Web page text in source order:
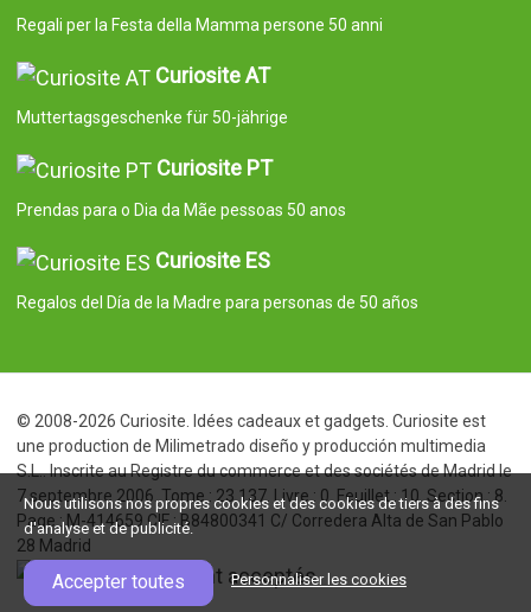
Regali per la Festa della Mamma persone 50 anni
Curiosite AT
Muttertagsgeschenke für 50-jährige
Curiosite PT
Prendas para o Dia da Mãe pessoas 50 anos
Curiosite ES
Regalos del Día de la Madre para personas de 50 años
© 2008-2026 Curiosite. Idées cadeaux et gadgets. Curiosite est
une production de Milimetrado diseño y producción multimedia
S.L.. Inscrite au Registre du commerce et des sociétés de Madrid le
7 septembre 2006. Tome : 23.137. Livre : 0. Feuillet : 10. Section : 8.
Page : M-414659 CIF : B84800341 C/ Corredera Alta de San Pablo
28 Madrid
Nous utilisons nos propres cookies et des cookies de tiers à des fins
d'analyse et de publicité.
Accepter toutes Personnaliser les cookies